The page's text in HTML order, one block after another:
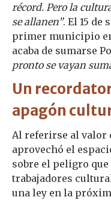
récord. Pero la
se allanen”. El 15 de
primer municipio
acaba de sumarse
pronto se vayan
Un
apagón
Al referirse al valor
aprovechó el
sobre el peligro
trabajadores
una ley en la